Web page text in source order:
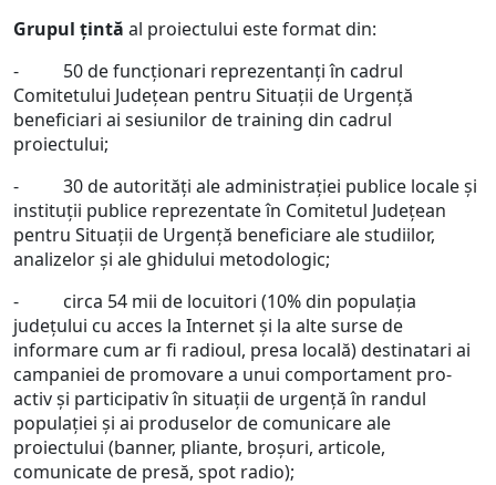
Grupul ţintă al proiectului este format din:
- 50 de funcționari reprezentanți în cadrul
Comitetului Județean pentru Situații de Urgență
beneficiari ai sesiunilor de training din cadrul
proiectului;
- 30 de autorități ale administrației publice locale și
instituții publice reprezentate în Comitetul Județean
pentru Situații de Urgență beneficiare ale studiilor,
analizelor și ale ghidului metodologic;
- circa 54 mii de locuitori (10% din populația
județului cu acces la Internet și la alte surse de
informare cum ar fi radioul, presa locală) destinatari ai
campaniei de promovare a unui comportament pro-
activ și participativ în situații de urgență în randul
populației și ai produselor de comunicare ale
proiectului (banner, pliante, broșuri, articole,
comunicate de presă, spot radio);